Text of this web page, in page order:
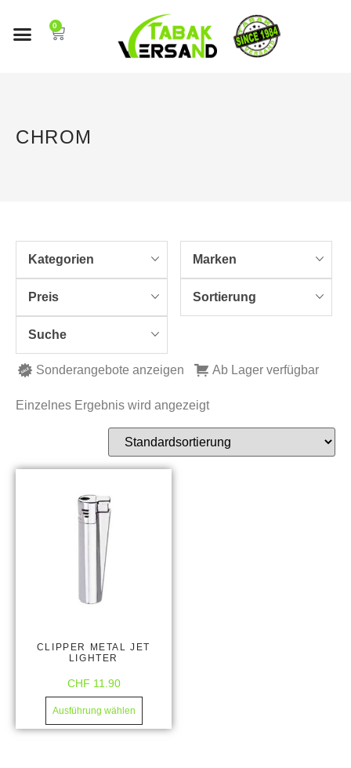
0
CHROM
Kategorien Marken
Preis Sortierung
Suche
Sonderangebote anzeigen Ab Lager verfügbar
Einzelnes Ergebnis wird angezeigt
CLIPPER METAL JET
LIGHTER
CHF 11.90
Ausführung wählen